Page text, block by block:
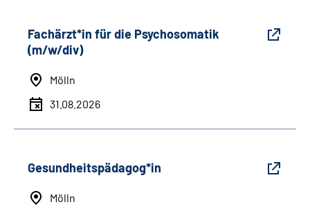
Fachärzt*in für die Psychosomatik
(m/w/div)
Mölln
31.08.2026
Gesundheitspädagog*in
Mölln